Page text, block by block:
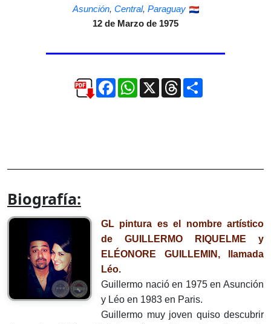
Asunción, Central, Paraguay
12 de Marzo de 1975
FacebookWhatsApp
X ThreadsCompartir
Biografía:
GL pintura es el nombre artístico
de GUILLERMO RIQUELME y
ELÉONORE GUILLEMIN, llamada
Léo.
Guillermo nació en 1975 en Asunción
y Léo en 1983 en Paris.
Guillermo muy joven quiso descubrir